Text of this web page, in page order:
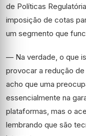
de Políticas
imposição de cotas
um segmento que
— Na verdade, o que
provocar a redução de
acho que uma
essencialmente na
plataformas, mas o
lembrando que são